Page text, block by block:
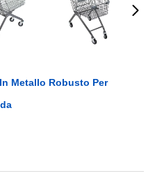
Metallo Robusto Per